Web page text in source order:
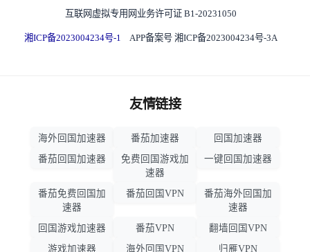
互联网虚拟专用网业务许可证 B1-20231050
湘ICP备2023004234号-1 APP备案号 湘ICP备2023004234号-3A
友情链接
海外回国加速器 番茄加速器
回国加速器
番茄回国加速器
免费回国游戏加
速器
一键回国加速器
番茄免费回国加
速器
番茄回国VPN
番茄海外回国加
速器
回国游戏加速器
番茄VPN
翻墙回国VPN
游戏加速器
海外回国VPN 归雁VPN